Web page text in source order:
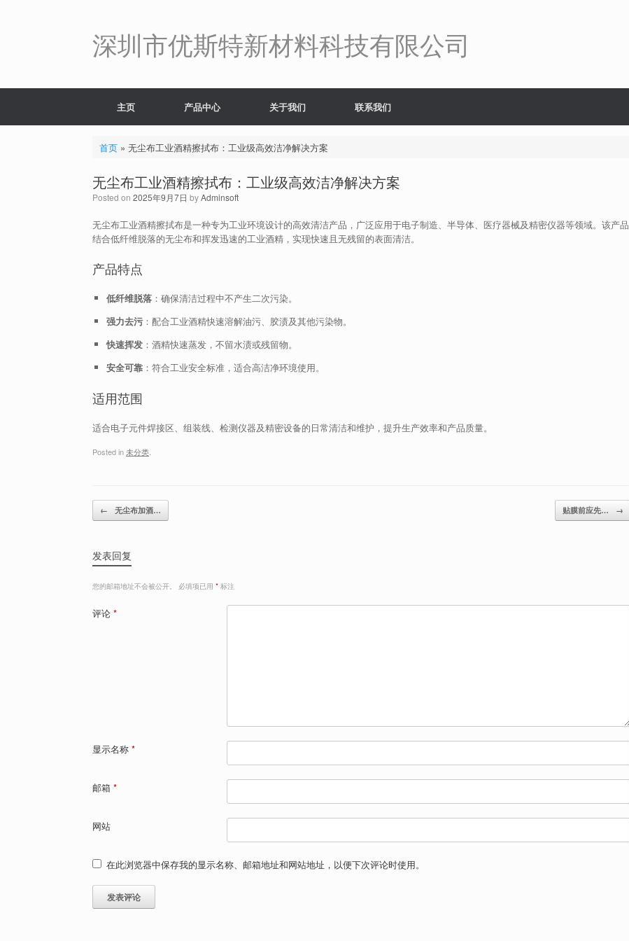
深圳市优斯特新材料科技有限公司
主页 产品中心 关于我们 联系我们
首页» 无尘布工业酒精擦拭布：工业级高效洁净解决方案
无尘布工业酒精擦拭布：工业级高效洁净解决方案
Posted on 2025年9月7日 byAdminsoft
无尘布工业酒精擦拭布是一种专为工业环境设计的高效清洁产品，广泛应用于电子制造、半导体、医疗器械及精密仪器等领域。该产品
结合低纤维脱落的无尘布和挥发迅速的工业酒精，实现快速且无残留的表面清洁。
产品特点
低纤维脱落：确保清洁过程中不产生二次污染。
强力去污：配合工业酒精快速溶解油污、胶渍及其他污染物。
快速挥发：酒精快速蒸发，不留水渍或残留物。
安全可靠：符合工业安全标准，适合高洁净环境使用。
适用范围
适合电子元件焊接区、组装线、检测仪器及精密设备的日常清洁和维护，提升生产效率和产品质量。
Posted in未分类.
Post navigation
← 无尘布加酒… 贴膜前应先… →
发表回复
您的邮箱地址不会被公开。 必填项已用 * 标注
评论 *
显示名称 *
邮箱 *
网站
在此浏览器中保存我的显示名称、邮箱地址和网站地址，以便下次评论时使用。